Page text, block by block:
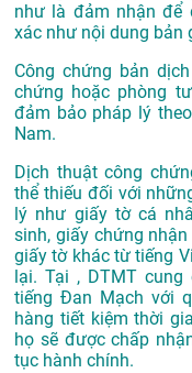
như là đảm nhận để
xác như nội dung bản
Công chứng bản
chứng hoặc phòng
đảm bảo pháp lý
Nam.
Dịch thuật công
thể thiếu đối với
lý như giấy tờ cá
sinh, giấy chứng
giấy tờ khác từ tiếng
lại. Tại , DTMT
tiếng Đan Mạch với
hàng tiết kiệm thời
họ sẽ được chấp
tục hành chính.